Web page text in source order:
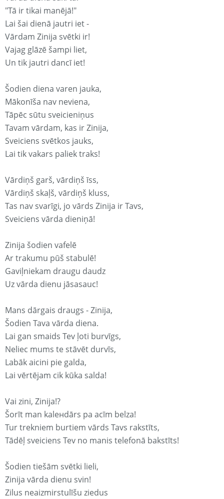
"Tā ir tikai manējā!"
Lai šai dienā jautri iet -
Vārdam Zinija svētki ir!
Vajag glāzē šampi liet,
Un tik jautri dancī iet!
Šodien diena varen jauka,
Mākonīša nav neviena,
Tāpēc sūtu sveicieniņus
Tavam vārdam, kas ir Zinija,
Sveiciens svētkos jauks,
Lai tik vakars paliek traks!
Vārdiņš garš, vārdiņš īss,
Vārdiņš skaļš, vārdiņš kluss,
Tas nav svarīgi, jo vārds Zinija ir Tavs,
Sveiciens vārda dieniņā!
Zinija šodien vafelē
Ar trakumu pūš stabulē!
Gaviļniekam draugu daudz
Uz vārda dienu jāsasauc!
Mans dārgais draugs - Zinija,
Šodien Tava vārda diena.
Lai gan smaids Tev ļoti burvīgs,
Neliec mums te stāvēt durvīs,
Labāk aicini pie galda,
Lai vērtējam cik kūka salda!
Vai zini, Zinija!?
Šorīt man kaleнdārs pa acīm belza!
Tur trekniem burtiem vārds Tavs rakstīts,
Tādēļ sveiciens Tev no manis telefonā bakstīts!
Šodien tiešām svētki lieli,
Zinija vārda dienu svin!
Zilus neaizmirstulīšu ziedus